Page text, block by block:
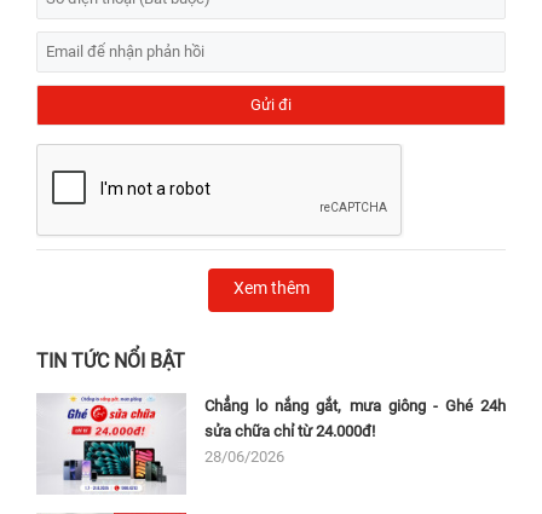
Xem thêm
TIN TỨC NỔI BẬT
Chẳng lo nắng gắt, mưa giông - Ghé 24h
sửa chữa chỉ từ 24.000đ!
28/06/2026